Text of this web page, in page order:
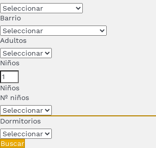
Barrio
Adultos
Niños
Niños
Nº niños
Dormitorios
Buscar